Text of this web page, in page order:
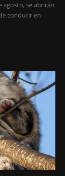
agosto, se abrirán
conducir en